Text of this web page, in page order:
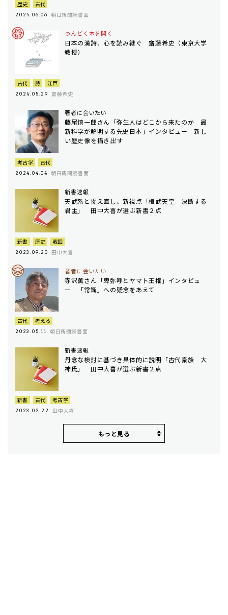
歴史 古代
2024.06.06 朝日新聞読書面
つんどく本を開く
日本の漢詩、心を読み継ぐ 齋藤希史（東京大学
教授）
古代 詩 江戸
2024.05.29 齋藤希史
著者に会いたい
藤尾慎一郎さん「弥生人はどこから来たのか 最
新科学が解明する先史日本」インタビュー 新し
い歴史像を描き出す
考古学 古代
2024.04.04 朝日新聞読書面
新書速報
天武系と捉え直し、新視点「桓武天皇 決断する
君主」 田中大喜が選ぶ新書２点
新書 歴史 戦国
2023.09.20 田中大喜
著者に会いたい
寺沢薫さん「卑弥呼とヤマト王権」インタビュ
ー 「常識」への疑念をあえて
古代 考える
2023.05.11 朝日新聞読書面
新書速報
丹念な検討に基づき具体的に説明「古代豪族 大
神氏」 田中大喜が選ぶ新書２点
新書 古代 考古学
2023.02.22 田中大喜
もっと見る